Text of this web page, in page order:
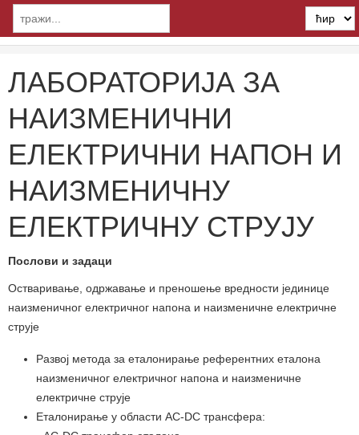
ЛАБОРАТОРИЈА ЗА
НАИЗМЕНИЧНИ
ЕЛЕКТРИЧНИ НАПОН И
НАИЗМЕНИЧНУ
ЕЛЕКТРИЧНУ СТРУЈУ
Послови и задаци
Остваривање, одржавање и преношење вредности јединице
наизменичног електричног напона и наизменичне електричне
струје
Развој метода за еталонирање референтних еталона
наизменичног електричног напона и наизменичне
електричне струје
Еталонирање у области AC-DC трансфера: